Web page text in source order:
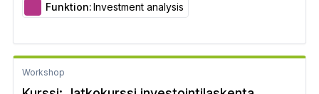
Funktion:Investment analysis
Workshop